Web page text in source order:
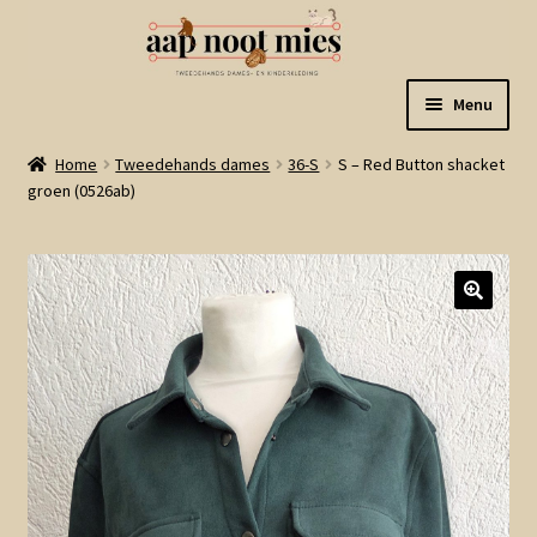
naar
navigatie
de
inhoud
Menu
Welkom
Winkel
Mijn account
Winkelmand
Linkjes
Home Tweedehands dames 36-S
S – Red Button shacket
groen (0526ab)